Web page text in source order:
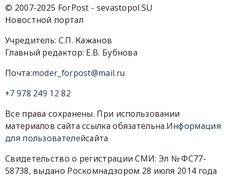
© 2007-2025 ForPost - sevastopol.SU
Новостной портал
Учредитель: С.П. Кажанов
Главный редактор: Е.В. Бубнова
Почта:moder_forpost@mail.ru
+7 978 249 12 82
Все права сохранены. При использовании
материалов сайта ссылка обязательна.Информация
для пользователейсайта
Свидетельство о регистрации СМИ: Эл № ФС77-
58738, выдано Роскомнадзором 28 июля 2014 года